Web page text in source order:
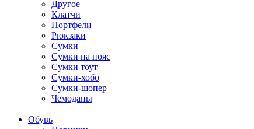
Другое
Клатчи
Портфели
Рюкзаки
Сумки
Сумки на пояс
Сумки тоут
Сумки-хобо
Сумки-шопер
Чемоданы
Обувь